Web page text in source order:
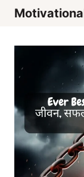
Skip